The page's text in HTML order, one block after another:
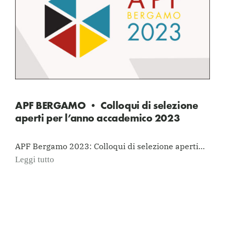
APF BERGAMO • Colloqui di selezione
aperti per l’anno accademico 2023
APF Bergamo 2023: Colloqui di selezione aperti…
Leggi tutto